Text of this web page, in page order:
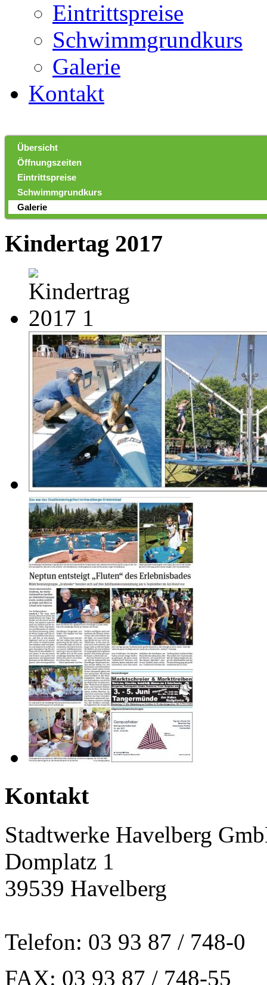
Eintrittspreise
Schwimmgrundkurs
Galerie
Kontakt
Übersicht
Öffnungszeiten
Eintrittspreise
Schwimmgrundkurs
Galerie
Kindertag 2017
Kontakt
Stadtwerke Havelberg
Domplatz 1
39539 Havelberg
Telefon: 03 93 87 / 748-0
FAX: 03 93 87 / 748-55